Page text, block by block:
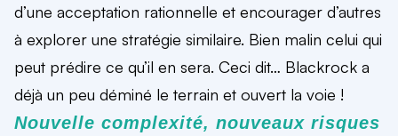
d’une acceptation rationnelle et encourager d’autres
à explorer une stratégie similaire. Bien malin celui qui
peut prédire ce qu’il en sera. Ceci dit… Blackrock a
déjà un peu déminé le terrain et ouvert la voie !
Nouvelle complexité, nouveaux risques